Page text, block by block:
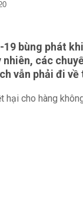
19 bùng phát
nhiên, các
vẫn phải đi về
hại cho hàng